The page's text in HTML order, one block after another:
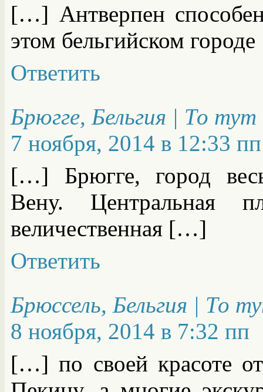
[…] Антверпен
этом бельгийском
Ответить
Брюгге, Бельгия | То
7 ноября, 2014 в 12:33 пп
[…] Брюгге, город
Вену. Центральная
величественная […]
Ответить
Брюссель, Бельгия | То
8 ноября, 2014 в 7:32 пп
[…] по своей красоте